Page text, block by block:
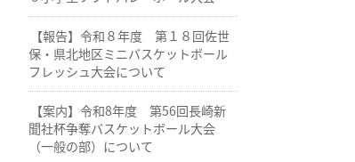
【報告】令和８年度 第１８回佐世
保・県北地区ミニバスケットボール
フレッシュ大会について
【案内】令和8年度 第56回長崎新
聞社杯争奪バスケットボール大会
（一般の部）について